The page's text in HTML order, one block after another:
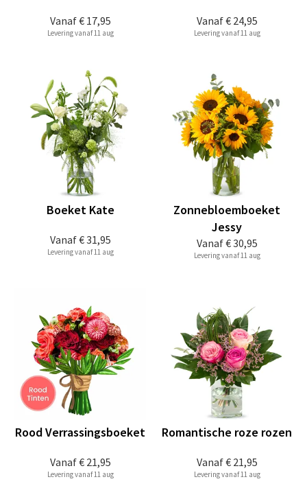
Vanaf€ 17,95
Levering vanaf 11 aug
Vanaf€ 24,95
Levering vanaf 11 aug
Vanaf€ 31,95
Boeket Kate
Levering vanaf 11 aug
Vanaf€ 30,95
Zonnebloemboeket
Jessy
Levering vanaf 11 aug
Vanaf€ 21,95
Rood Verrassingsboeket
Levering vanaf 11 aug
Vanaf€ 21,95
Romantische roze rozen
Levering vanaf 11 aug